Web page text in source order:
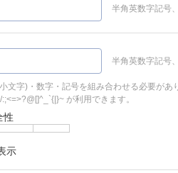
半角英数字記号
半角英数字記号
文字)・数字・記号を組み合わせる必要があ
が利用できます。
性
示